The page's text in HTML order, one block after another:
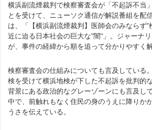
横浜副流煙裁判で検察審査会が「不起訴不当
とを受けて、ニューソク通信が解説番組を配
は、「【横浜副流煙裁判】医師会のみならず
近に迫る日本社会の巨大な"闇"」。ジャーナ
が、事件の経緯から順を追って分かりやすく
検察審査会の仕組みについても言及している
検を受けて横浜地検が下した不起訴を批判的
背景にある政治的なグレーゾーンにも言及し
中で、前触れもなく住民の身のうえに降りか
うさを伝えている。